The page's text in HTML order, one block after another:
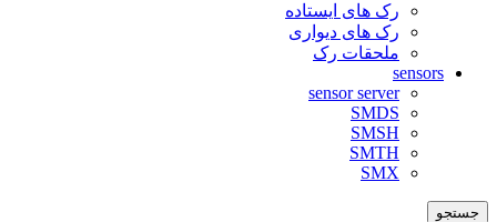
رک های ایستاده
رک های دیواری
ملحقات رک
sensors
sensor server
SMDS
SMSH
SMTH
SMX
جستجو